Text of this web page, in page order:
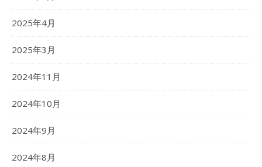
2025年4月
2025年3月
2024年11月
2024年10月
2024年9月
2024年8月